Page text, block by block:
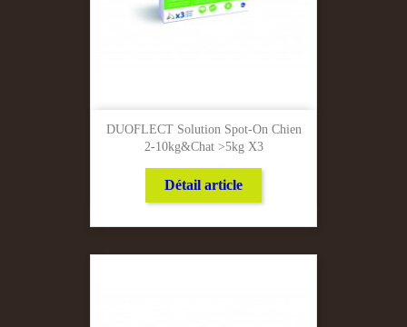
DUOFLECT Solution Spot-On Chien
2-10kg&chat >5kg X3
Détail article